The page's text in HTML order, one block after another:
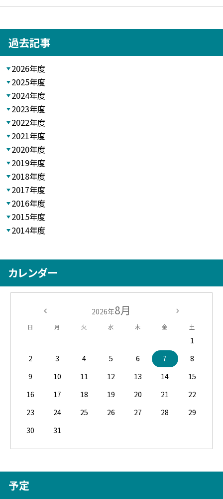
過去記事
2026年度
2025年度
2024年度
2023年度
2022年度
2021年度
2020年度
2019年度
2018年度
2017年度
2016年度
2015年度
2014年度
カレンダー
2026年8月
日 月 火 水 木 金 土
1
2
3 4 5 6 7
8
9
10 11 12 13 14
15
16
17 18 19 20 21
22
23
24 25 26 27 28
29
30
31
予定